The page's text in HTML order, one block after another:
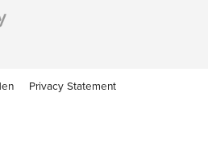
Privacy Statement